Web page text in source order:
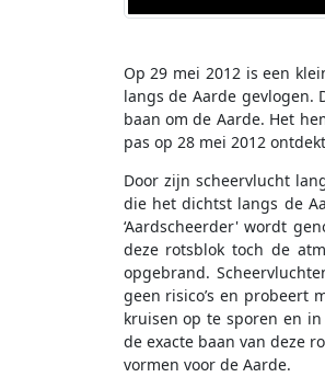
Op 29 mei 2012 is een
langs de Aarde
baan om de Aarde. Het
pas op 28 mei 2012
Door zijn scheervlucht
die het dichtst langs de
‘Aardscheerder' wordt
deze rotsblok toch de
opgebrand.
geen risico’s en probeert
kruisen op te sporen en
de exacte baan van deze
vormen voor de Aarde.